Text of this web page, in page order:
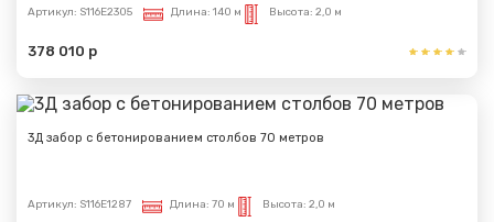
Артикул: S116E2305 Длина: 140 м Высота: 2,0 м
378 010 р
3Д забор с бетонированием столбов 70 метров
Артикул: S116E1287 Длина: 70 м Высота: 2,0 м
Сообщение успешно
отправлено
Вами.